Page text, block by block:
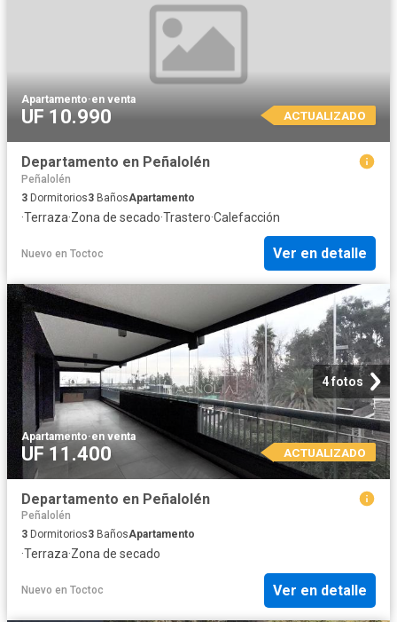
Apartamento·en venta
UF 10.990 ACTUALIZADO
Departamento en Peñalolén
Peñalolén
3 Dormitorios3 BañosApartamento
·Terraza·Zona de secado·Trastero·Calefacción
Nuevo en Toctoc Ver en detalle
4 fotos
Apartamento·en venta
UF 11.400 ACTUALIZADO
Departamento en Peñalolén
Peñalolén
3 Dormitorios3 BañosApartamento
·Terraza·Zona de secado
Nuevo en Toctoc Ver en detalle